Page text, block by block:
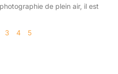
de plein air, il est
3 4 5